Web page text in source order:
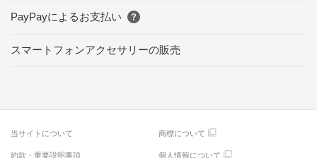
PayPayによるお支払い
スマートフォンアクセサリーの販売
当サイトについて 商標について
約款・重要説明事項 個人情報について